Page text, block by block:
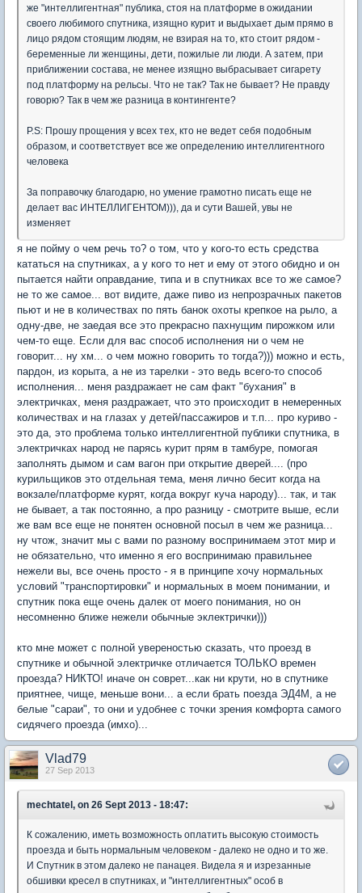
же "интеллигентная" публика, стоя на платформе в ожидании
своего любимого спутника, изящно курит и выдыхает дым прямо в
лицо рядом стоящим людям, не взирая на то, кто стоит рядом -
беременные ли женщины, дети, пожилые ли люди. А затем, при
приближении состава, не менее изящно выбрасывает сигарету
под платформу на рельсы. Что не так? Так не бывает? Не правду
говорю? Так в чем же разница в контингенте?
P.S: Прошу прощения у всех тех, кто не ведет себя подобным
образом, и соответствует все же определению интеллигентного
человека
За поправочку благодарю, но умение грамотно писать еще не
делает вас ИНТЕЛЛИГЕНТОМ))), да и сути Вашей, увы не
изменяет
я не пойму о чем речь то? о том, что у кого-то есть средства
кататься на спутниках, а у кого то нет и ему от этого обидно и он
пытается найти оправдание, типа и в спутниках все то же самое?
не то же самое... вот видите, даже пиво из непрозрачных пакетов
пьют и не в количествах по пять банок охоты крепкое на рыло, а
одну-две, не заедая все это прекрасно пахнущим пирожком или
чем-то еще. Если для вас способ исполнения ни о чем не
говорит... ну хм... о чем можно говорить то тогда?))) можно и есть,
пардон, из корыта, а не из тарелки - это ведь всего-то способ
исполнения... меня раздражает не сам факт "бухания" в
электричках, меня раздражает, что это происходит в немеренных
количествах и на глазах у детей/пассажиров и т.п... про куриво -
это да, это проблема только интеллигентной публики спутника, в
электричках народ не парясь курит прям в тамбуре, помогая
заполнять дымом и сам вагон при открытие дверей.... (про
курильщиков это отдельная тема, меня лично бесит когда на
вокзале/платформе курят, когда вокруг куча народу)... так, и так
не бывает, а так постоянно, а про разницу - смотрите выше, если
же вам все еще не понятен основной посыл в чем же разница...
ну чтож, значит мы с вами по разному воспринимаем этот мир и
не обязательно, что именно я его воспринимаю правильнее
нежели вы, все очень просто - я в принципе хочу нормальных
условий "транспортировки" и нормальных в моем понимании, и
спутник пока еще очень далек от моего понимания, но он
несомненно ближе нежели обычные эклектрички)))
кто мне может с полной увереностью сказать, что проезд в
спутнике и обычной электричке отличается ТОЛЬКО времен
проезда? НИКТО! иначе он соврет...как ни крути, но в спутнике
приятнее, чище, меньше вони... а если брать поезда ЭД4М, а не
белые "сараи", то они и удобнее с точки зрения комфорта самого
сидячего проезда (имхо)...
Vlad79
27 Sep 2013
mechtatel, on 26 Sept 2013 - 18:47:
К сожалению, иметь возможность оплатить высокую стоимость
проезда и быть нормальным человеком - далеко не одно и то же.
И Спутник в этом далеко не панацея. Видела я и изрезанные
обшивки кресел в спутниках, и "интеллигентных" особ в